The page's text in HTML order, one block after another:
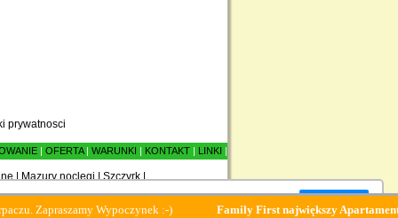
prywatnosci
| OFERTA| WARUNKI | KONTAKT | LINKI |
|Mazury noclegi|Szczyrk|
Wypoczynek :-) Family First największy Apartament w